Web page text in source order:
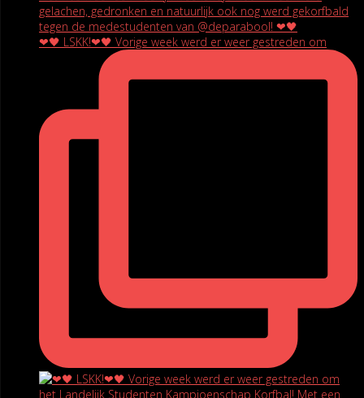
❤🖤 LSKK!❤🖤 Vorige week werd er weer gestreden om